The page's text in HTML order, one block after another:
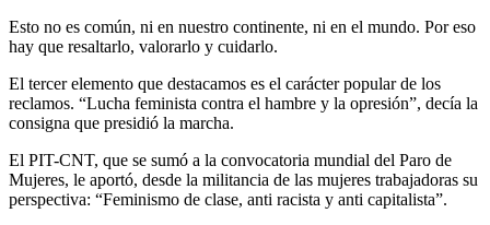
Esto no es común, ni en nuestro continente, ni en el mundo. Por eso
hay que resaltarlo, valorarlo y cuidarlo.
El tercer elemento que destacamos es el carácter popular de los
reclamos. “Lucha feminista contra el hambre y la opresión”, decía la
consigna que presidió la marcha.
El PIT-CNT, que se sumó a la convocatoria mundial del Paro de
Mujeres, le aportó, desde la militancia de las mujeres trabajadoras su
perspectiva: “Feminismo de clase, anti racista y anti capitalista”.